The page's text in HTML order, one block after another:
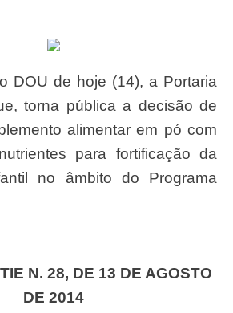
torna pública a decisão de
alimentar em pó com
para fortificação da
no âmbito do Programa
DE 2014